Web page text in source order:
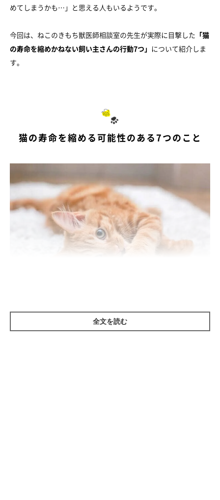
めてしまうかも…」と思える人もいるようです。
今回は、ねこのきもち獣医師相談室の先生が実際に目撃した 「猫
の寿命を縮めかねない飼い主さんの行動7つ」 について紹介しま
す。
猫の寿命を縮める可能性のある7つのこと
①肥満にさせてしまう
全文を読む